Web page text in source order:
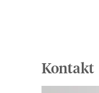
Kontakt